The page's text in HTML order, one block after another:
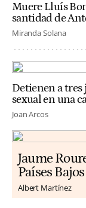
Muere Lluís
santidad de
Miranda Solana
Detienen a tres
sexual en una
Joan Arcos
Jaume
Países
Albert Martínez